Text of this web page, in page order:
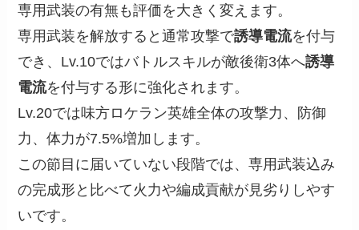
専用武装の有無も評価を大きく変えます。
専用武装を解放すると通常攻撃で誘導電流を付与
でき、Lv.10ではバトルスキルが敵後衛3体へ誘導
電流を付与する形に強化されます。
Lv.20では味方ロケラン英雄全体の攻撃力、防御
力、体力が7.5%増加します。
この節目に届いていない段階では、専用武装込み
の完成形と比べて火力や編成貢献が見劣りしやす
いです。